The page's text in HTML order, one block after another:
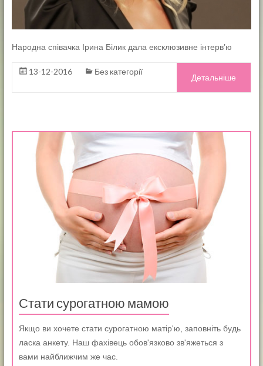
Народна співачка Ірина Білик дала ексклюзивне інтерв’ю
13-12-2016 Без категорії
Детальніше
Стати сурогатною мамою
Якщо ви хочете стати сурогатною матір'ю, заповніть будь
ласка анкету. Наш фахівець обов'язково зв'яжеться з
вами найближчим же час.